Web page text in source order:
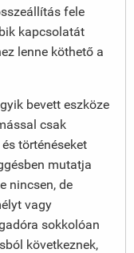
fele
kapcsolatát
lenne köthető a
bevett eszköze
csak
történéseket
mutatja
nincsen, de
vagy
sokkolóan
következnek,